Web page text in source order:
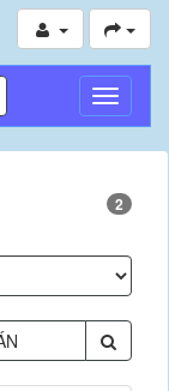
切
換
導
2